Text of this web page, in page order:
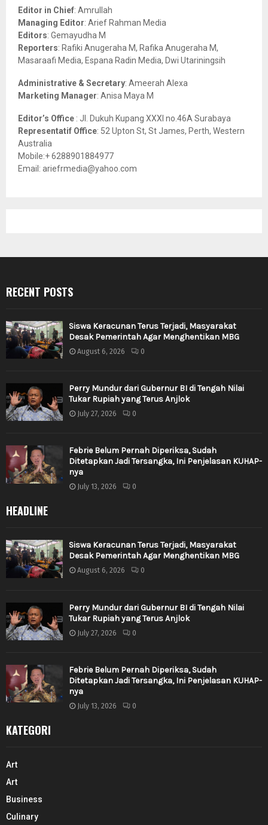
o
r
:
Editor in Chief: Amrullah
Managing Editor: Arief Rahman Media
Editors: Gemayudha M
Reporters: Rafiki Anugeraha M, Rafika Anugeraha M,
Masaraafi Media, Espana Radin Media, Dwi Utariningsih
Administrative & Secretary: Ameerah Alexa
Marketing Manager: Anisa Maya M
Editor’s Office : Jl. Dukuh Kupang XXXI no.46A Surabaya
Representatif Office: 52 Upton St, St James, Perth, Western
Australia
Mobile:+ 6288901884977
Email: ariefrmedia@yahoo.com
RECENT POSTS
Siswa Keracunan Terus Terjadi, Masyarakat
Desak Pemerintah Agar Menghentikan MBG
August 6, 2026 0
Perry Mundur dari Gubernur BI di Tengah Nilai
Tukar Rupiah yang Terus Anjlok
July 27, 2026 0
Febrie Belum Pernah Diperiksa, Sudah
Ditetapkan Jadi Tersangka, Ini Penjelasan KUHAP-
nya
July 13, 2026 0
HEADLINE
Siswa Keracunan Terus Terjadi, Masyarakat
Desak Pemerintah Agar Menghentikan MBG
August 6, 2026 0
Perry Mundur dari Gubernur BI di Tengah Nilai
Tukar Rupiah yang Terus Anjlok
July 27, 2026 0
Febrie Belum Pernah Diperiksa, Sudah
Ditetapkan Jadi Tersangka, Ini Penjelasan KUHAP-
nya
July 13, 2026 0
KATEGORI
Art
Art
Business
Culinary